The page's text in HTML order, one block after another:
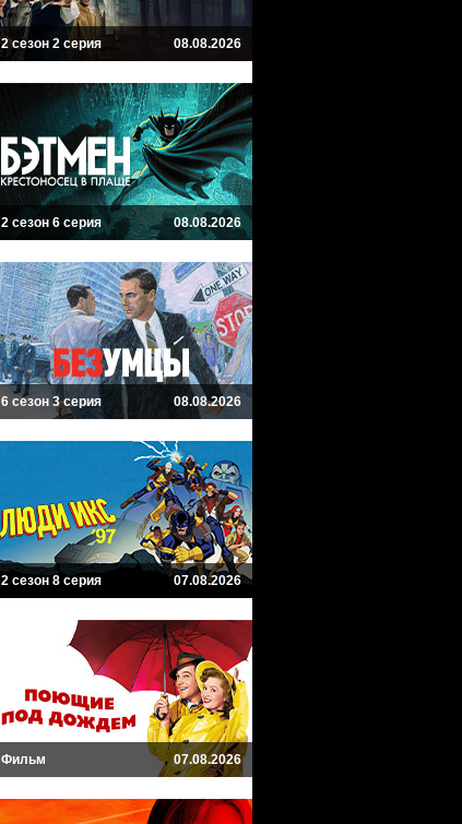
2 сезон 2 серия 08.08.2026
2 сезон 6 серия 08.08.2026
6 сезон 3 серия 08.08.2026
2 сезон 8 серия 07.08.2026
Фильм 07.08.2026